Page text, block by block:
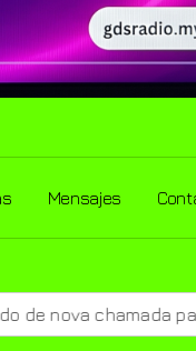
Mensajes
o 2º semestre